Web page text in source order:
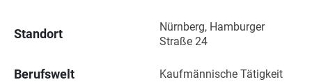
Standort
Nürnberg, Hamburger
Straße 24
Berufswelt Kaufmännische Tätigkeit